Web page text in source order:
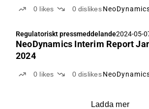
0 likes 0 dislikes
Regulatoriskt pressmeddelande2024-05-
NeoDynamics Interim Report
2024
0 likes 0 dislikes
Ladda mer